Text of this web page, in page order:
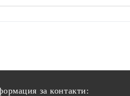
за контакти: